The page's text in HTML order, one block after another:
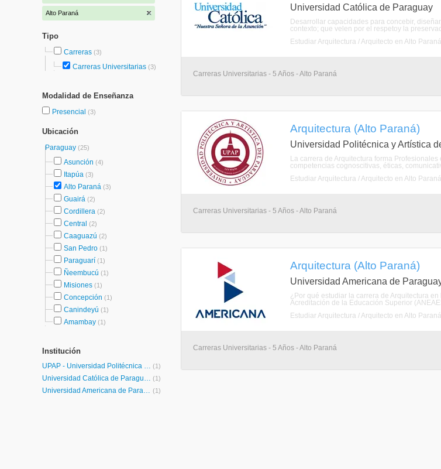
Alto Paraná
Tipo
Carreras (3)
Carreras Universitarias (3)
Modalidad de Enseñanza
Presencial (3)
Ubicación
Paraguay (25)
Asunción (4)
Itapúa (3)
Alto Paraná (3)
Guairá (2)
Cordillera (2)
Central (2)
Caaguazú (2)
San Pedro (1)
Paraguarí (1)
Ñeembucú (1)
Misiones (1)
Concepción (1)
Canindeyú (1)
Amambay (1)
Institución
UPAP - Universidad Politécnica y Artística del Paraguay (1)
Universidad Católica de Paraguay (1)
Universidad Americana de Paraguay (1)
Universidad Católica de Paraguay
Desarrollar capacidades para concebir,
contexto; que velen por el respetoy la
Estudiar Arquitectura / Arquitecto en Alto Paraná
Carreras Universitarias - 5 Años - Alto Paraná
Arquitectura (Alto Paraná)
Universidad Politécnica y Artística
La carrera de Arquitectura forma
competencias cognoscitivas, éticas,
Estudiar Arquitectura / Arquitecto en Alto Paraná
Carreras Universitarias - 5 Años - Alto Paraná
Arquitectura (Alto Paraná)
Universidad Americana de
¿Por qué estudiar la carrera de Arquitectura
Acreditación de la Educación Superior
Estudiar Arquitectura / Arquitecto en Alto Paraná
Carreras Universitarias - 5 Años - Alto Paraná